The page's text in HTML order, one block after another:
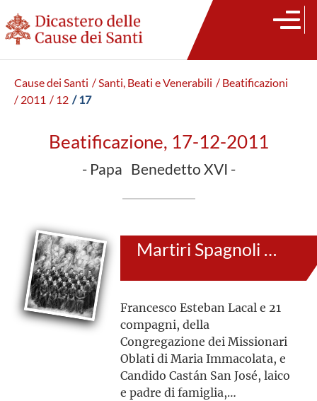
Cause dei Santi / Santi, Beati e Venerabili / Beatificazioni
/ 2011 / 12 / 17
Beatificazione, 17-12-2011
- Papa Benedetto XVI -
Martiri Spagnoli Missionari Oblati di Maria Immacolata
Francesco Esteban Lacal e 21
compagni, della
Congregazione dei Missionari
Oblati di Maria Immacolata, e
Candido Castán San José, laico
e padre di famiglia,